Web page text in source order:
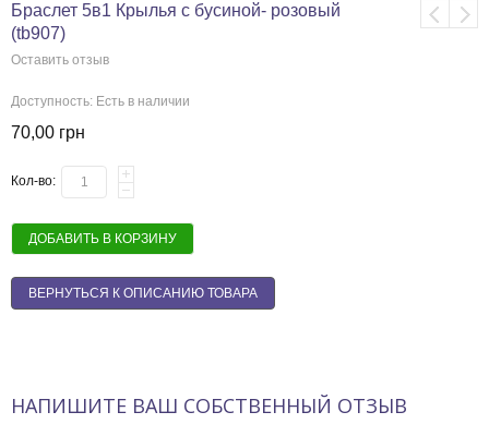
Браслет 5в1 Крылья с бусиной- розовый
(tb907)
Оставить отзыв
Доступность: Есть в наличии
70,00 грн
Кол-во:
ДОБАВИТЬ В КОРЗИНУ
ВЕРНУТЬСЯ К ОПИСАНИЮ ТОВАРА
НАПИШИТЕ ВАШ СОБСТВЕННЫЙ ОТЗЫВ